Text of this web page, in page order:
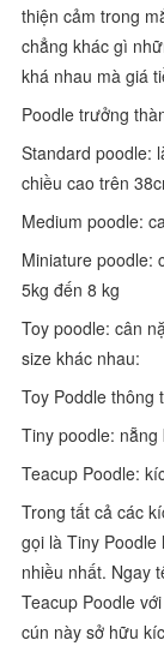
thiện cảm trong
chẳng khác gì
khá nhau mà giá
Poodle trưởng
Standard poodle:
chiều cao trên
Medium poodle:
Miniature poodle:
5kg đến 8 kg
Toy poodle: cân
size khác nhau:
Toy Poddle thông
Tiny poodle:
Teacup Poodle:
Trong tất cả các
gọi là Tiny
nhiều nhất. Ngay
Teacup Poodle
cún này sở hữu